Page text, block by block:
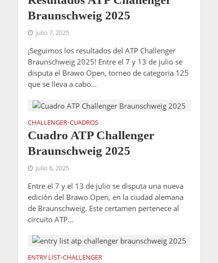
Braunschweig 2025
julio 7, 2025
¡Seguimos los resultados del ATP Challenger
Braunschweig 2025! Entre el 7 y 13 de julio se
disputa el Brawo Open, torneo de categoría 125
que se lleva a cabo...
CHALLENGER•CUADROS
Cuadro ATP Challenger
Braunschweig 2025
julio 6, 2025
Entre el 7 y el 13 de julio se disputa una nueva
edición del Brawo Open, en la ciudad alemana
de Braunschweig. Este certamen pertenece al
circuito ATP...
ENTRY LIST•CHALLENGER